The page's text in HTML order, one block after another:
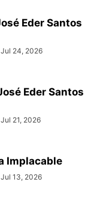
Eder Santos
Jul 24, 2026
Eder Santos
Jul 21, 2026
Implacable
Jul 13, 2026